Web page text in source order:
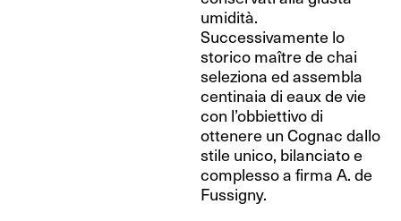
umidità.
Successivamente lo
storico maître de chai
seleziona ed assembla
centinaia di eaux de vie
con l’obbiettivo di
ottenere un Cognac dallo
stile unico, bilanciato e
complesso a firma A. de
Fussigny.